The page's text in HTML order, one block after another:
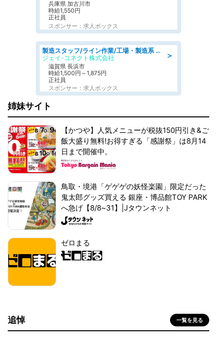
兵庫県 加古川市
時給1,550円
正社員
スポンサー：求人ボックス
＞
製造スタッフ/ライン作業/工場・製造系 エンジン部品の機械加工/未経験可/昼食代無料
ジェイ-コネクト株式会社
滋賀県 長浜市
時給1,500円～1,875円
正社員
スポンサー：求人ボックス
姉妹サイト
【かつや】人気メニューが税抜150円引き&ご
飯大盛り無料!お得すぎる「感謝祭」は8月14
日まで開催中。
鳥取・境港「ゲゲゲの妖怪楽園」限定だった
鬼太郎グッズ買える 銀座・博品館TOY PARK
へ急げ【8/8~31】|Jタウンネット
ゼロまる
追悼 一覧を見る